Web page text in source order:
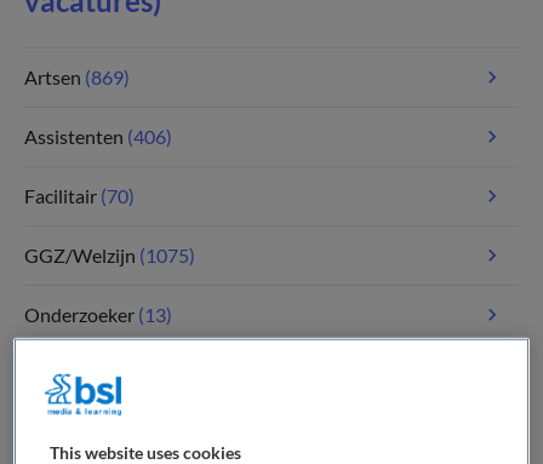
Artsen (869)
Assistenten (406)
Facilitair (70)
GGZ/Welzijn (1075)
Onderzoeker (13)
Paramedici
This website uses cookies